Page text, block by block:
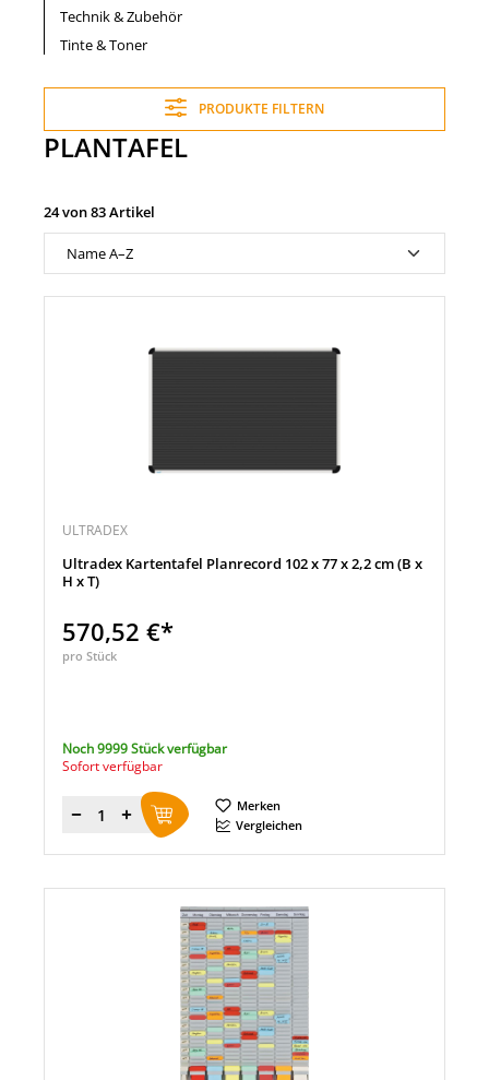
Technik & Zubehör
Tinte & Toner
PRODUKTE FILTERN
PLANTAFEL
24 von 83 Artikel
ULTRADEX
Ultradex Kartentafel Planrecord 102 x 77 x 2,2 cm (B x
H x T)
570,52 €*
pro Stück
Noch 9999 Stück verfügbar
Sofort verfügbar
Menge
Merken
Vergleichen